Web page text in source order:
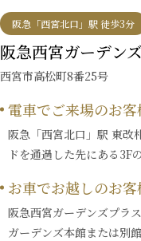
阪急「西宮北口」駅 徒歩3分
阪急西宮ガーデン
西宮市高松町8番25号
電車でご来場のお客
阪急「西宮北口」駅 東改
ドを通過した先にある3F
お車でお越しのお客
阪急西宮ガーデンズプラ
ガーデンズ本館または別